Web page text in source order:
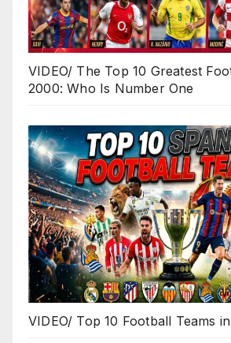
VIDEO/ The Top 10 Greatest
2000: Who Is Number One
VIDEO/ Top 10 Football Teams